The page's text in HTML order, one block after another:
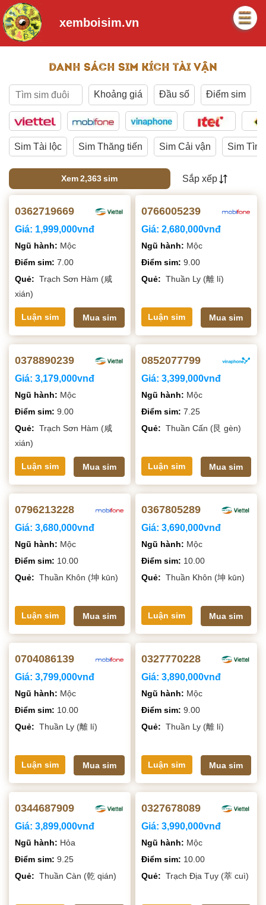
xemboisim.vn
DANH SÁCH SIM KÍCH TÀI VẬN
Khoảng giá Đầu số Điểm sim
Sim Tài lộc Sim Thăng tiến Sim Cải vận Sim
Xem 2,363 sim Sắp xếp
0362719669
Giá: 1,999,000vnđ
Ngũ hành: Mộc
Điểm sim: 7.00
Quẻ: Trạch Sơn Hàm (咸
xián)
Luận sim Mua sim
0766005239
Giá:2,680,000vnđ
Ngũ hành: Mộc
Điểm sim:9.00
Quẻ: Thuần Ly (離 lí)
Luận sim Mua sim
0378890239
Giá: 3,179,000vnđ
Ngũ hành: Mộc
Điểm sim: 9.00
Quẻ: Trạch Sơn Hàm (咸
xián)
Luận sim Mua sim
0852077799
Giá:3,399,000vnđ
Ngũ hành: Mộc
Điểm sim:7.25
Quẻ: Thuần Cấn (艮 gèn)
Luận sim Mua sim
0796213228
Giá: 3,680,000vnđ
Ngũ hành: Mộc
Điểm sim: 10.00
Quẻ: Thuần Khôn (坤 kūn)
Luận sim Mua sim
0367805289
Giá:3,690,000vnđ
Ngũ hành: Mộc
Điểm sim: 10.00
Quẻ: Thuần Khôn (坤 kūn)
Luận sim Mua sim
0704086139
Giá: 3,799,000vnđ
Ngũ hành: Mộc
Điểm sim: 10.00
Quẻ: Thuần Ly (離 lí)
Luận sim Mua sim
0327770228
Giá:3,890,000vnđ
Ngũ hành: Mộc
Điểm sim:9.00
Quẻ: Thuần Ly (離 lí)
Luận sim Mua sim
0344687909
Giá: 3,899,000vnđ
Ngũ hành: Hỏa
Điểm sim: 9.25
Quẻ: Thuần Càn (乾 qián)
0327678089
Giá:3,990,000vnđ
Ngũ hành: Mộc
Điểm sim: 10.00
Quẻ: Trạch Địa Tụy (萃 cuì)